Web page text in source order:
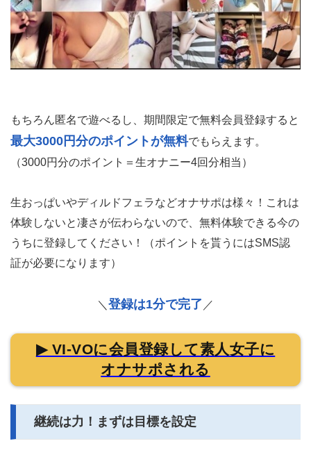
もちろん匿名で遊べるし、期間限定で無料会員登録すると
最大3000円分のポイントが無料でもらえます。
（3000円分のポイント＝生オナニー4回分相当）
生おっぱいやディルドフェラなどオナサポは様々！これは
体験しないと凄さが伝わらないので、無料体験できる今の
うちに登録してください！（ポイントを貰うにはSMS認
証が必要になります）
＼ 登録は1分で完了 ／
▶ VI-VOに会員登録して素人女子に
オナサポされる
継続は力！まずは目標を設定